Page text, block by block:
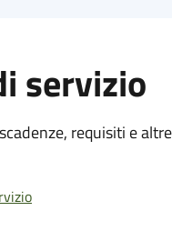
servizio
requisiti e